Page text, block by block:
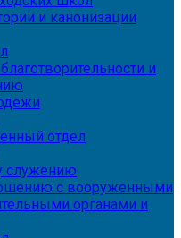
и канонизации
и
отдел
служению
с вооруженными
органами и